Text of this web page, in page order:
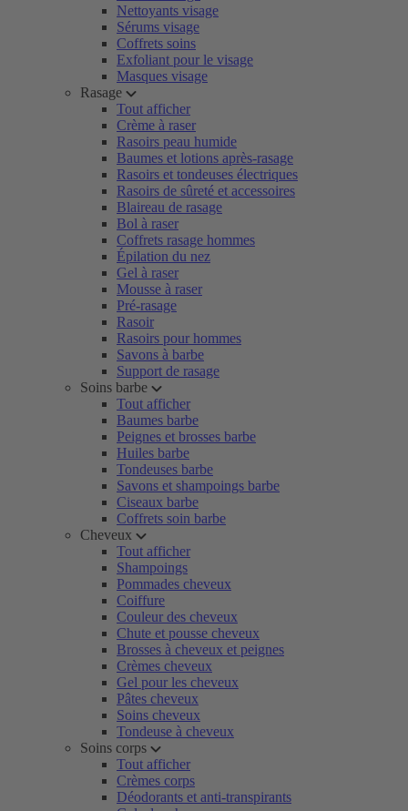
Nettoyants visage
Sérums visage
Coffrets soins
Exfoliant pour le visage
Masques visage
Rasage
Tout afficher
Crème à raser
Rasoirs peau humide
Baumes et lotions après-rasage
Rasoirs et tondeuses électriques
Rasoirs de sûreté et accessoires
Blaireau de rasage
Bol à raser
Coffrets rasage hommes
Épilation du nez
Gel à raser
Mousse à raser
Pré-rasage
Rasoir
Rasoirs pour hommes
Savons à barbe
Support de rasage
Soins barbe
Tout afficher
Baumes barbe
Peignes et brosses barbe
Huiles barbe
Tondeuses barbe
Savons et shampoings barbe
Ciseaux barbe
Coffrets soin barbe
Cheveux
Tout afficher
Shampoings
Pommades cheveux
Coiffure
Couleur des cheveux
Chute et pousse cheveux
Brosses à cheveux et peignes
Crèmes cheveux
Gel pour les cheveux
Pâtes cheveux
Soins cheveux
Tondeuse à cheveux
Soins corps
Tout afficher
Crèmes corps
Déodorants et anti-transpirants